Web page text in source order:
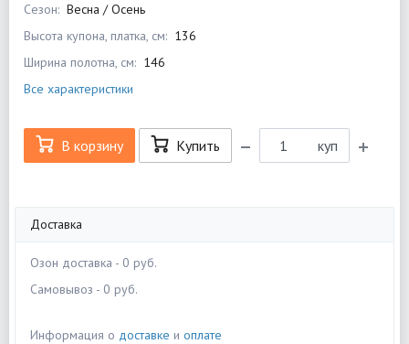
Сезон: Весна / Осень
Высота купона, платка, см: 136
Ширина полотна, см: 146
Все характеристики
В корзину Купить куп
Доставка
Озон доставка - 0 руб.
Самовывоз - 0 руб.
Информация о доставке и оплате